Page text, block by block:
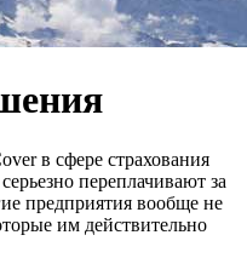
в сфере страхования
переплачивают за
предприятия вообще не
им действительно